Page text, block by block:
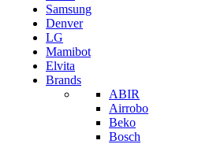
Samsung
Denver
LG
Mamibot
Elvita
Brands
ABIR
Airrobo
Beko
Bosch